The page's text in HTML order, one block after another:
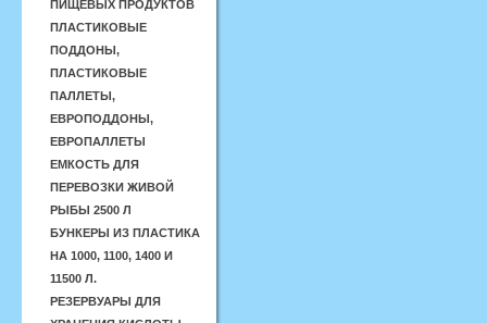
ПИЩЕВЫХ ПРОДУКТОВ
ПЛАСТИКОВЫЕ
ПОДДОНЫ,
ПЛАСТИКОВЫЕ
ПАЛЛЕТЫ,
ЕВРОПОДДОНЫ,
ЕВРОПАЛЛЕТЫ
ЕМКОСТЬ ДЛЯ
ПЕРЕВОЗКИ ЖИВОЙ
РЫБЫ 2500 Л
БУНКЕРЫ ИЗ ПЛАСТИКА
НА 1000, 1100, 1400 И
11500 Л.
РЕЗЕРВУАРЫ ДЛЯ